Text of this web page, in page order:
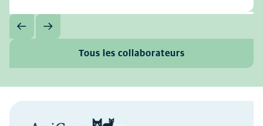
Tous les collaborateurs